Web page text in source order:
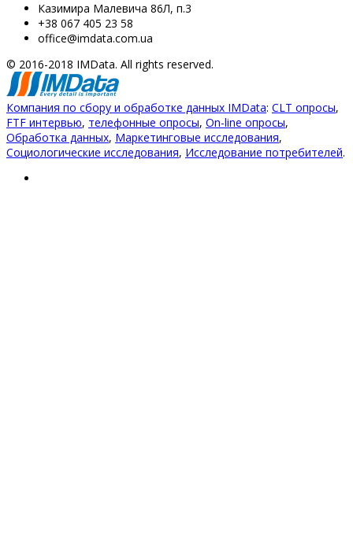
Казимира Малевича 86Л, п.3
+38 067 405 23 58
office@imdata.com.ua
© 2016-2018 IMData. All rights reserved.
Компания по сбору и обработке данных IMData: CLT опросы,
FTF интервью, телефонные опросы, On-line опросы,
Обработка данных, Маркетинговые исследования,
Социологические исследования, Исследование потребителей.